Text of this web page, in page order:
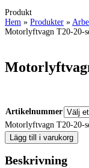
Produkt
Hem » Produkter »
Motorlyftvagn T20-20-
Artikelnummer
Motorlyftvagn T20-20-
Lägg till i varukorg
Beskrivning